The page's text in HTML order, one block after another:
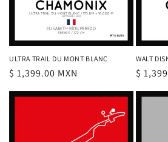
ULTRA TRAIL DU MONT BLANC
Precio
$ 1,399.00 MXN
WALT
Precio
$